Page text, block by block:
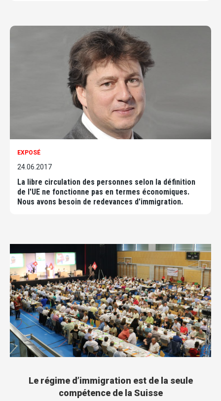
EXPOSÉ
24.06.2017
La libre circulation des personnes selon la définition
de l'UE ne fonctionne pas en termes économiques.
Nous avons besoin de redevances d'immigration.
Le régime d’immigration est de la seule
compétence de la Suisse